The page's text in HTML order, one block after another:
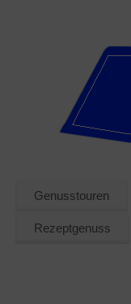
Genusstouren
Rezeptgenuss